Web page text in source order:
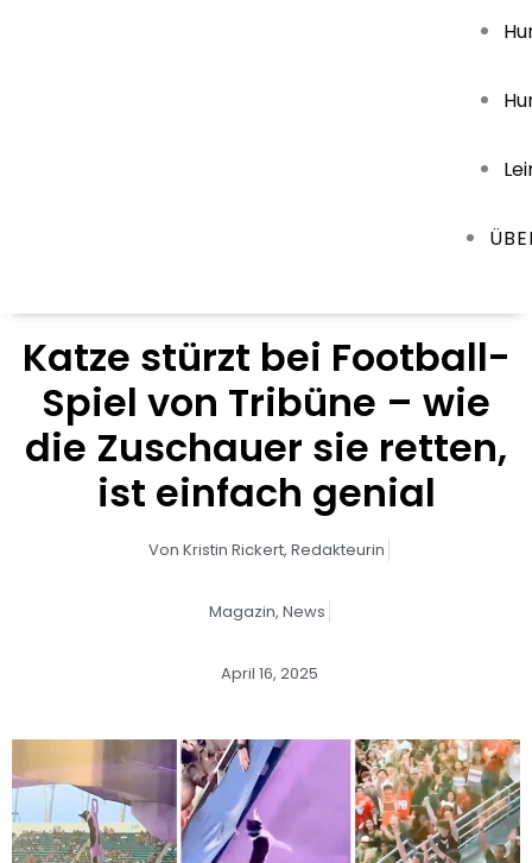
Katze stürzt bei Football-
Spiel von Tribüne – wie
die Zuschauer sie retten,
ist einfach genial
Von Kristin Rickert, Redakteurin
Magazin, News
April 16, 2025